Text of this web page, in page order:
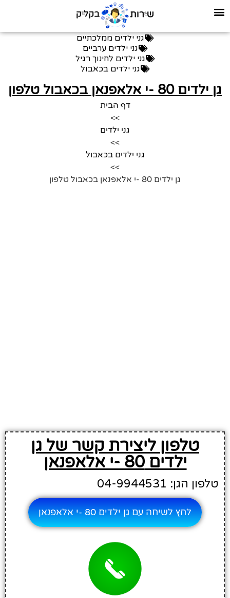
גני ילדים ממלכתיים
גני ילדים ערביים
גני ילדים לחינוך רגיל
גני ילדים בכאבול
גן ילדים 80 -י אלאפנאן בכאבול טלפון
דף הבית
>>
גני ילדים
>>
גני ילדים בכאבול
>>
גן ילדים 80 -י אלאפנאן בכאבול טלפון
טלפון ליצירת קשר של גן
ילדים 80 -י אלאפנאן
טלפון הגן: 04-9944531
לחץ לשיחה עם גן ילדים 80 -י אלאפנאן